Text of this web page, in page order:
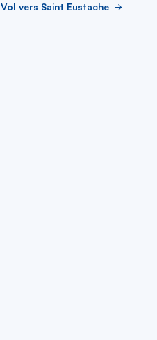
Vol vers Saint Eustache